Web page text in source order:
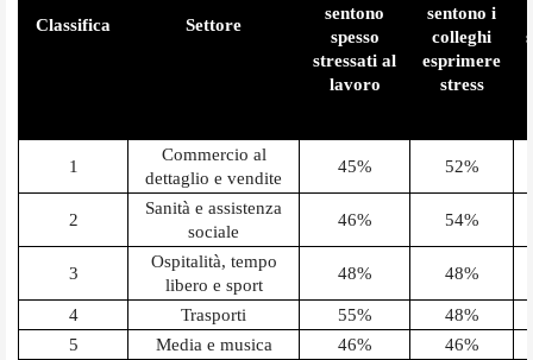
Classifica Settore
sentono
spesso
stressati al
lavoro
sentono i
colleghi
esprimere
stress
1
Commercio al
dettaglio e vendite
45% 52%
2
Sanità e assistenza
sociale
46% 54%
3
Ospitalità, tempo
libero e sport
48% 48%
4 Trasporti 55%
48%
5
Media e musica 46% 46%